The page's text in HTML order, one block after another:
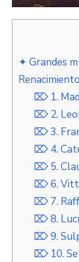
✦ Grandes
Renacimiento
⌦ 1.
⌦ 2.
⌦ 3.
⌦ 4.
⌦ 5.
⌦ 6.
⌦ 7.
⌦ 8.
⌦ 9.
⌦ 10.